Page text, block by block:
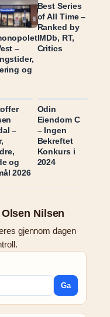
–
og
Best Series
of All Time –
Ranked by
IMDb, RT,
Critics
–
og
2026
Odin
Eiendom C
– Ingen
Bekreftet
Konkurs i
2024
Nilsen
gjennom dagen
Ga